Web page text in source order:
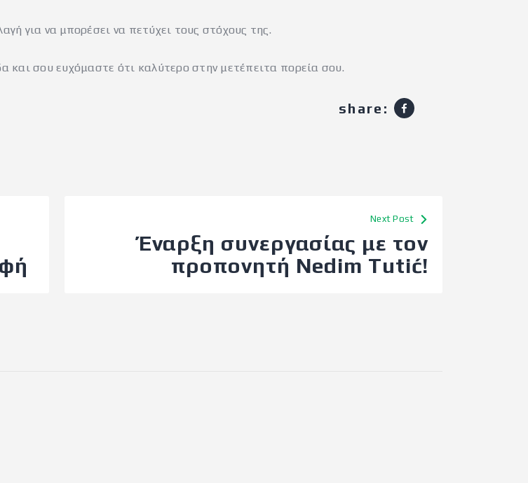
για να μπορέσει να πετύχει τους στόχους της.
και σου ευχόμαστε ότι καλύτερο στην μετέπειτα πορεία σου.
share:
Next Post
Έναρξη συνεργασίας με τον
προπονητή Nedim Tutić!